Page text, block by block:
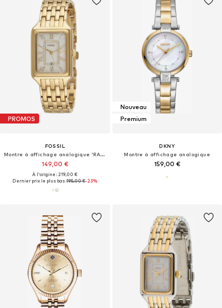
PROMOS
FOSSIL
Montre à affichage analogique 'RAQUEL'
149,00 €
À l'origine : 219,00 €
Dernier prix le plus bas :195,00 €-23%
Nouveau
Premium
DKNY
Montre à affichage analogique
159,00 €